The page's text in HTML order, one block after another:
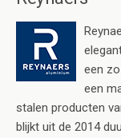
een
een
stalen producten
blijkt uit de 2014